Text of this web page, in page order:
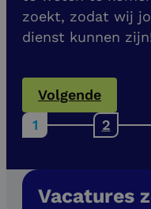
zoekt, zodat wij
dienst kunnen
Volgende
Vacatures